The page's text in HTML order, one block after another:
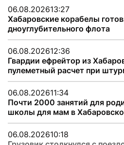
06.08.202613:27
Хабаровские корабелы
дноуглубительного флота
06.08.202612:36
Гвардии ефрейтор из
пулеметный расчет при
06.08.202611:34
Почти 2000 занятий для
школы для мам в
06.08.202610:18